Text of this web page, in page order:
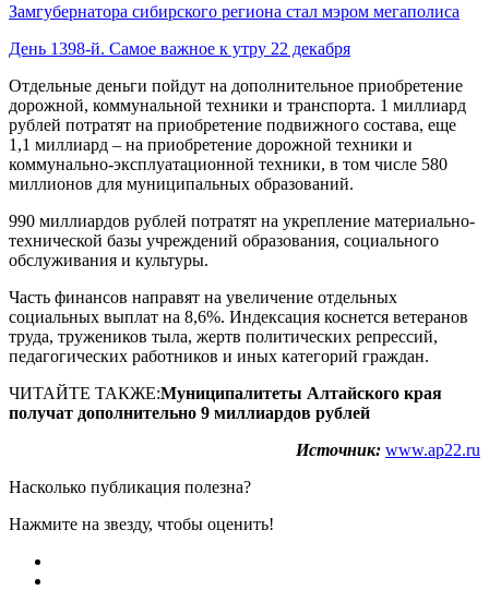
Замгубернатора сибирского региона стал мэром мегаполиса
День 1398-й. Самое важное к утру 22 декабря
Отдельные деньги пойдут на дополнительное приобретение
дорожной, коммунальной техники и транспорта. 1 миллиард
рублей потратят на приобретение подвижного состава, еще
1,1 миллиард – на приобретение дорожной техники и
коммунально-эксплуатационной техники, в том числе 580
миллионов для муниципальных образований.
990 миллиардов рублей потратят на укрепление материально-
технической базы учреждений образования, социального
обслуживания и культуры.
Часть финансов направят на увеличение отдельных
социальных выплат на 8,6%. Индексация коснется ветеранов
труда, тружеников тыла, жертв политических репрессий,
педагогических работников и иных категорий граждан.
ЧИТАЙТЕ ТАКЖЕ:Муниципалитеты Алтайского края
получат дополнительно 9 миллиардов рублей
Источник: www.ap22.ru
Насколько публикация полезна?
Нажмите на звезду, чтобы оценить!